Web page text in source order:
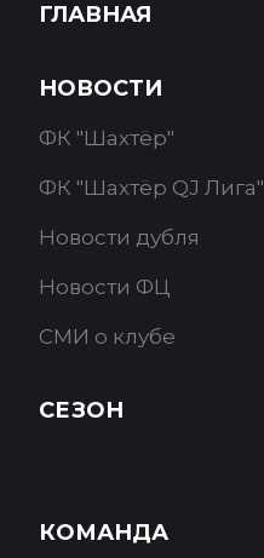
ГЛАВНАЯ
НОВОСТИ
ФК "Шахтёр"
ФК "Шахтёр QJ Лига"
Новости дубля
Новости ФЦ
СМИ о клубе
СЕЗОН
КОМАНДА